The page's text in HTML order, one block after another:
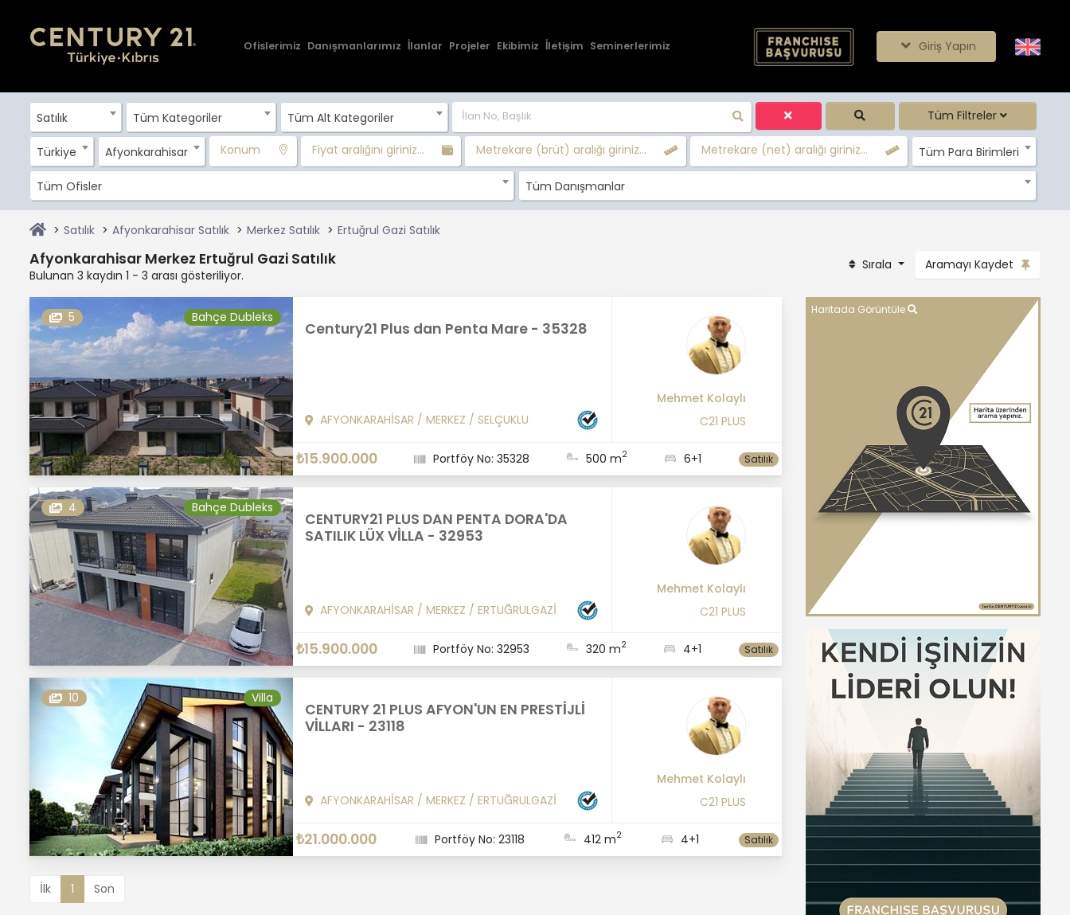
Ofislerimiz Danışmanlarımız İlanlar Projeler Ekibimiz İletişim Seminerlerimiz Giriş Yapın
Satılık Tüm Kategoriler Tüm Alt Kategoriler Tüm Filtreler
Türkiye Afyonkarahisar Konum Fiyat aralığını giriniz... Metrekare (brüt) aralığı giriniz... Metrekare (net) aralığı giriniz... Tüm Para Birimleri
Tüm Ofisler Tüm Danışmanlar
Satılık Afyonkarahisar Satılık Merkez Satılık Ertuğrul Gazi Satılık
Afyonkarahisar Merkez Ertuğrul Gazi Satılık
Bulunan 3 kaydın 1 - 3 arası gösteriliyor.
Sırala Aramayı Kaydet
5 Bahçe Dubleks
Century21 Plus dan Penta Mare - 35328
AFYONKARAHİSAR / MERKEZ / SELÇUKLU
Mehmet Kolaylı
C21 PLUS
₺15.900.000 Portföy No: 35328 500 m2 6+1 Satılık
4 Bahçe Dubleks
CENTURY21 PLUS DAN PENTA DORA'DA
SATILIK LÜX VİLLA - 32953
AFYONKARAHİSAR / MERKEZ / ERTUĞRULGAZİ
Mehmet Kolaylı
C21 PLUS
₺15.900.000 Portföy No: 32953 320 m2 4+1 Satılık
10 Villa
CENTURY 21 PLUS AFYON'UN EN PRESTİJLİ
VİLLARI - 23118
AFYONKARAHİSAR / MERKEZ / ERTUĞRULGAZİ
Mehmet Kolaylı
C21 PLUS
₺21.000.000 Portföy No: 23118 412 m2 4+1 Satılık
İlk 1 Son
Haritada Görüntüle